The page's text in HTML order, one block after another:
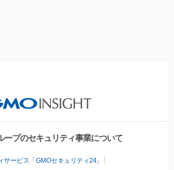
ープのセキュリティ事業について
ービス「GMOセキュリティ24」